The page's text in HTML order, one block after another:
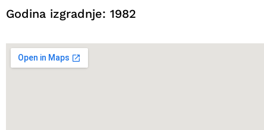
Godina izgradnje: 1982